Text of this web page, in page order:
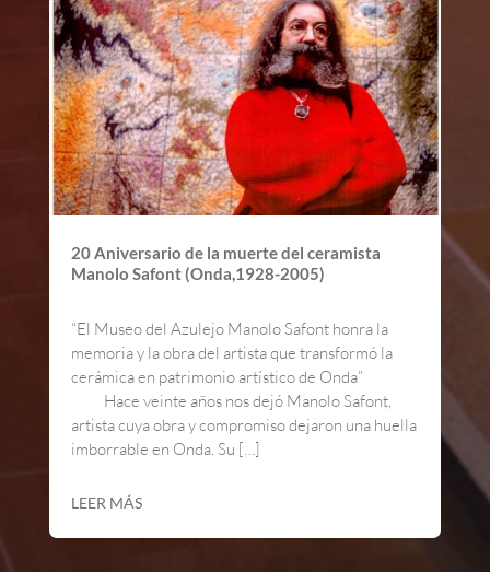
20 Aniversario de la muerte del ceramista
Manolo Safont (Onda,1928-2005)
“El Museo del Azulejo Manolo Safont honra la
memoria y la obra del artista que transformó la
cerámica en patrimonio artístico de Onda”
Hace veinte años nos dejó Manolo Safont,
artista cuya obra y compromiso dejaron una huella
imborrable en Onda. Su […]
LEER MÁS